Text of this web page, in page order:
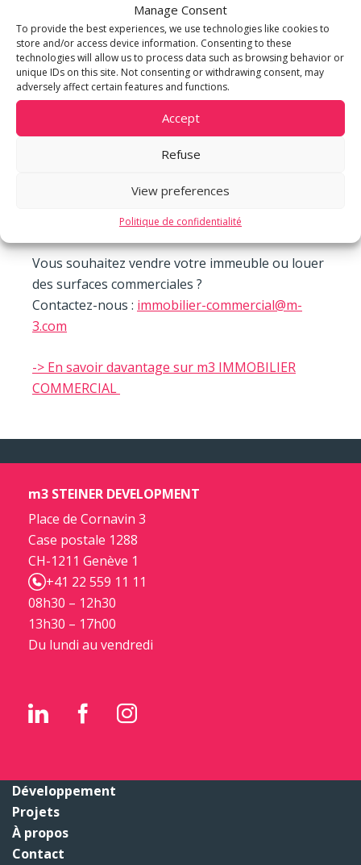
Manage Consent
To provide the best experiences, we use technologies like cookies to
store and/or access device information. Consenting to these
technologies will allow us to process data such as browsing behavior or
unique IDs on this site. Not consenting or withdrawing consent, may
adversely affect certain features and functions.
Accept
Refuse
View preferences
Politique de confidentialité
soutenue financièrement par la Fondation Hans
Wilsdorf.
Il s’agit d’un établissement 3 étoiles d’une
soixantaine d’années situé au centre-ville. Cet
établissement permettra ainsi à Cœur des
Grottes d’aider davantage de personnes en
situation de vulnérabilité.
Félicitations à toute l’équipe pour ce nouveau
Vous souhaitez vendre votre immeuble ou louer
des surfaces commerciales ?
Contactez-nous : immobilier-commercial@m-
3.com
-> En savoir davantage sur m3 IMMOBILIER
COMMERCIAL
m3 STEINER DEVELOPMENT
Place de Cornavin 3
Case postale 1288
CH-1211 Genève 1
+41 22 559 11 11
08h30 – 12h30
13h30 – 17h00
Du lundi au vendredi
Développement
Projets
À propos
Contact